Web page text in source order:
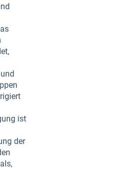
ist
der